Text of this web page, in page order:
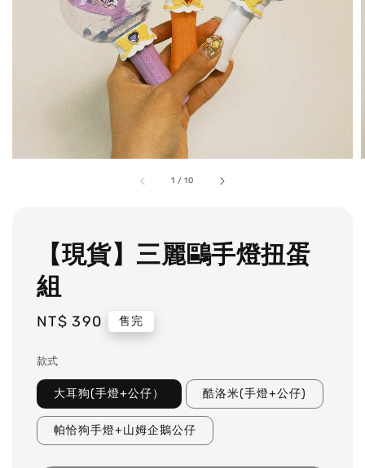
1 /10
【現貨】三麗鷗手燈扭蛋
組
Regular
NT$ 390 售完
款式
大耳狗(手燈+公仔） 酷洛米(手燈+公仔)
帕恰狗手燈+山姆企鵝公仔